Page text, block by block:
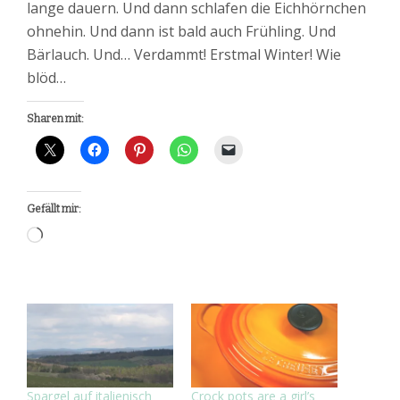
lange dauern. Und dann schlafen die Eichhörnchen
ohnehin. Und dann ist bald auch Frühling. Und
Bärlauch. Und… Verdammt! Erstmal Winter! Wie
blöd…
Sharen mit:
Gefällt mir:
Wird
Spargel auf italienisch
Crock pots are a girl’s